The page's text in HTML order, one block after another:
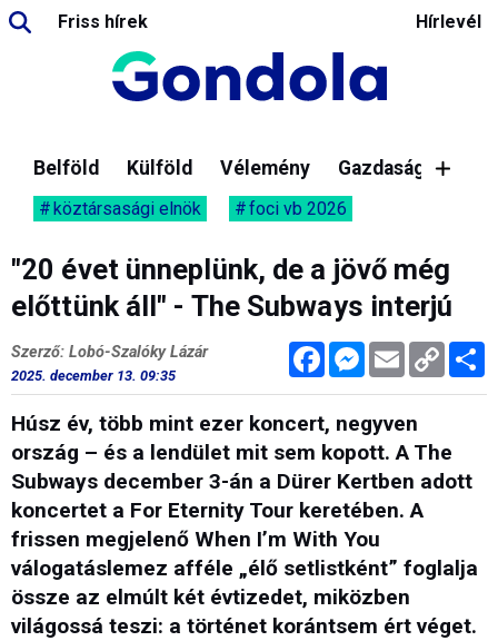
Friss hírek Hírlevél
Belföld Külföld Vélemény Gazdaság
köztársasági elnök foci vb 2026
"20 évet ünneplünk, de a jövő még
előttünk áll" - The Subways interjú
FacebookMessenger
Email Copy
Link
Szerző: Lobó-Szalóky Lázár
2025. december 13. 09:35
Húsz év, több mint ezer koncert, negyven
ország – és a lendület mit sem kopott. A The
Subways december 3-án a Dürer Kertben adott
koncertet a For Eternity Tour keretében. A
frissen megjelenő When I’m With You
válogatáslemez afféle „élő setlistként” foglalja
össze az elmúlt két évtizedet, miközben
világossá teszi: a történet korántsem ért véget.